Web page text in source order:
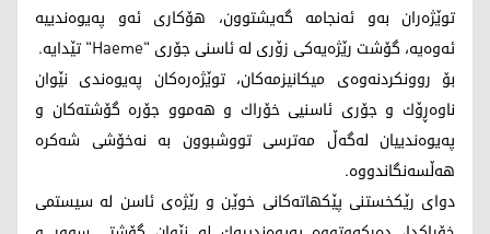
توێژه‌ران به‌و ئه‌نجامه‌ گه‌یشتوون، هۆكاری ئه‌و په‌یوه‌ندییه‌
ئه‌وه‌یه‌، گۆشت رێژه‌یه‌كی زۆری له‌ ئاسنی جۆری "Haeme" تێدایه‌.
بۆ روونكردنه‌وه‌ی میكانیزمه‌كان، توێژه‌ره‌كان په‌یوه‌ندی نێوان
ناوه‌ڕۆك و جۆری ئاسنیی خۆراك و هه‌موو جۆره‌ گۆشته‌كان و
په‌یوه‌ندییان له‌گه‌ڵ مه‌ترسی تووشبوون به‌ نه‌خۆشی شه‌كره‌
هه‌ڵسه‌نگاندووه‌.
دوای رێكخستنی پێكهاته‌كانی خوێن و رێژه‌ی ئاسن له‌ سیستمی